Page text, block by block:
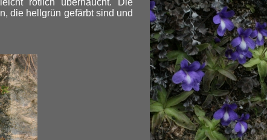
die hellgrün gefärbt sind und